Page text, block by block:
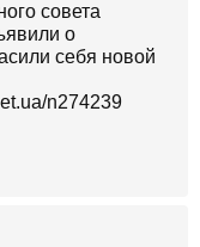
совета
о
себя новой
n274239